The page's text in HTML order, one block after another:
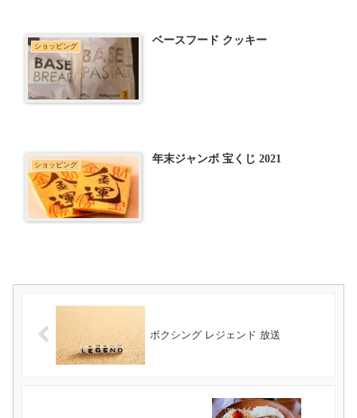
ショッピング ベースフード クッキー
ショッピング 年末ジャンボ 宝くじ 2021
ボクシング レジェンド 放送